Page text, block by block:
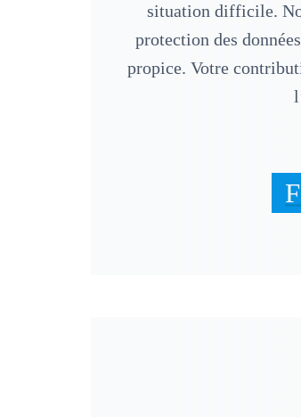
situation difficile.
protection des
propice. Votre